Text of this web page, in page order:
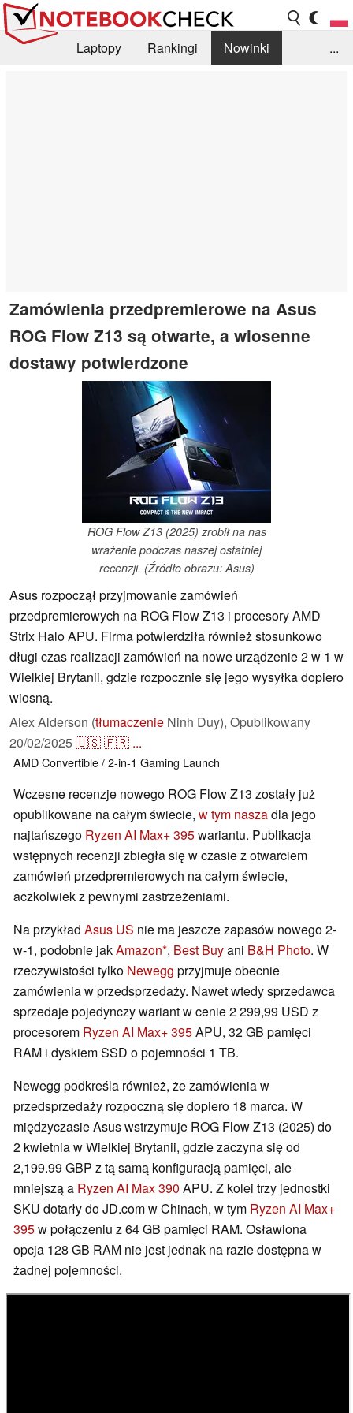
Laptopy Rankingi
Nowinki
...
Zamówienia przedpremierowe na Asus
ROG Flow Z13 są otwarte, a wiosenne
dostawy potwierdzone
ROG Flow Z13 (2025) zrobił na nas
wrażenie podczas naszej ostatniej
recenzji. (Źródło obrazu: Asus)
Asus rozpoczął przyjmowanie zamówień
przedpremierowych na ROG Flow Z13 i procesory AMD
Strix Halo APU. Firma potwierdziła również stosunkowo
długi czas realizacji zamówień na nowe urządzenie 2 w 1 w
Wielkiej Brytanii, gdzie rozpocznie się jego wysyłka dopiero
wiosną.
Alex Alderson (tłumaczenie Ninh Duy), Opublikowany
20/02/2025🇺🇸🇫🇷 ...
AMDConvertible / 2-in-1 Gaming Launch
Wczesne recenzje nowego ROG Flow Z13 zostały już
opublikowane na całym świecie, w tym naszadla jego
najtańszego Ryzen AI Max+ 395wariantu. Publikacja
wstępnych recenzji zbiegła się w czasie z otwarciem
zamówień przedpremierowych na całym świecie,
aczkolwiek z pewnymi zastrzeżeniami.
Na przykład Asus US nie ma jeszcze zapasów nowego 2-
w-1, podobnie jakAmazon , Best Buyani B&H Photo. W
rzeczywistości tylko Newegg przyjmuje obecnie
zamówienia w przedsprzedaży. Nawet wtedy sprzedawca
sprzedaje pojedynczy wariant w cenie 2 299,99 USD z
procesorem Ryzen AI Max+ 395APU, 32 GB pamięci
RAM i dyskiem SSD o pojemności 1 TB.
Newegg podkreśla również, że zamówienia w
przedsprzedaży rozpoczną się dopiero 18 marca. W
międzyczasie Asus wstrzymuje ROG Flow Z13 (2025) do
2 kwietnia w Wielkiej Brytanii, gdzie zaczyna się od
2,199.99 GBP z tą samą konfiguracją pamięci, ale
mniejszą a Ryzen AI Max 390 APU. Z kolei trzy jednostki
SKU dotarły do JD.com w Chinach, w tym Ryzen AI Max+
395w połączeniu z 64 GB pamięci RAM. Osławiona
opcja 128 GB RAM nie jest jednak na razie dostępna w
żadnej pojemności.